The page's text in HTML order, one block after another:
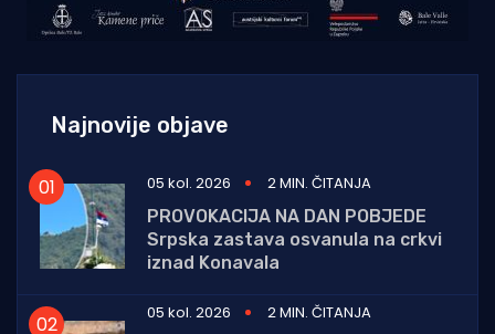
Najnovije objave
05 kol. 2026
2 MIN. ČITANJA
PROVOKACIJA NA DAN POBJEDE
Srpska zastava osvanula na crkvi
iznad Konavala
05 kol. 2026
2 MIN. ČITANJA